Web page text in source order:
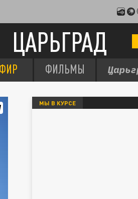
ЦАРЬГРАД
ФИЛЬМЫ
МЫ В КУРСЕ